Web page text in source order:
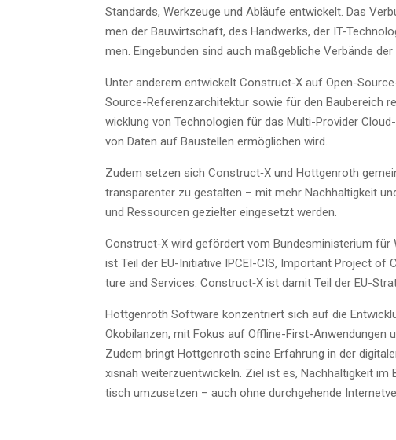
Stan­dards, Werk­zeu­ge und Abläu­fe ent­wi­ckelt. Das
men der Bau­wirt­schaft, des Hand­werks, der IT-
men. Ein­ge­bun­den sind auch maß­geb­li­che Ver­bän­de
Unter ande­rem ent­wi­ckelt Construct‑X auf Open-
Source-Refe­renz­ar­chi­tek­tur sowie für den Bau­be­reich
wick­lung von Tech­no­lo­gien für das Mul­ti-Pro­vi­der
von Daten auf Bau­stel­len ermög­li­chen wird.
Zudem set­zen sich Construct‑X und Hott­gen­roth
trans­pa­ren­ter zu gestal­ten – mit mehr Nach­hal­tig­keit
und Res­sour­cen geziel­ter ein­ge­setzt werden.
Construct‑X wird geför­dert vom Bun­des­mi­nis­te­ri­um
ist Teil der EU-Initia­ti­ve IPCEI-CIS, Important Pro­ject
tu­re and Ser­vices. Construct‑X ist damit Teil der EU-
Hott­gen­roth Soft­ware kon­zen­triert sich auf die
Öko­bi­lan­zen, mit Fokus auf Off­line-First-Anwen­dun­gen
Zudem bringt Hott­gen­roth sei­ne Erfah­rung in der
xis­nah wei­ter­zu­ent­wi­ckeln. Ziel ist es, Nach­hal­tig­keit
tisch umzu­set­zen – auch ohne durch­ge­hen­de